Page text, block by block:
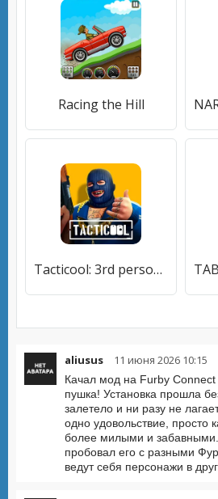
Racing the Hill
Tacticool: 3rd person shooter
aliusus 11 июня 2026 10:15
Качал мод на Furby
пушка! Установка прошла
залетело и ни разу не
одно удовольствие, просто
более милыми и
пробовал его с разными
ведут себя персонажи в